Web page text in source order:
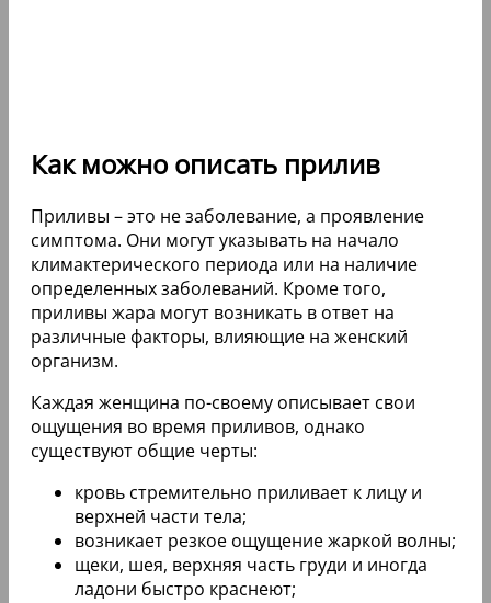
Как можно описать прилив
Приливы – это не заболевание, а проявление
симптома. Они могут указывать на начало
климактерического периода или на наличие
определенных заболеваний. Кроме того,
приливы жара могут возникать в ответ на
различные факторы, влияющие на женский
организм.
Каждая женщина по-своему описывает свои
ощущения во время приливов, однако
существуют общие черты:
кровь стремительно приливает к лицу и
верхней части тела;
возникает резкое ощущение жаркой волны;
щеки, шея, верхняя часть груди и иногда
ладони быстро краснеют;